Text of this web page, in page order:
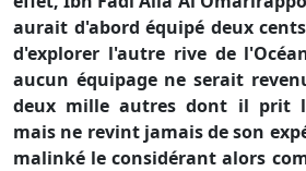
aurait d'abord équipé deux
d'explorer l'autre rive de
aucun équipage ne serait
deux mille autres dont il prit
mais ne revint jamais de son
malinké le considérant alors